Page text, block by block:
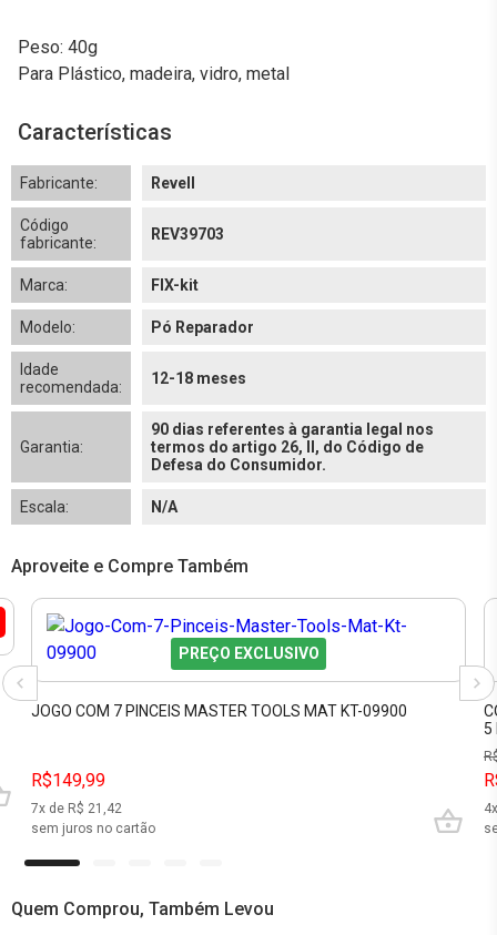
Peso: 40g
Para Plástico, madeira, vidro, metal
Características
Fabricante: Revell
Código
fabricante:
REV39703
Marca: FIX-kit
Modelo: Pó Reparador
Idade
recomendada:
12-18 meses
Garantia:
90 dias referentes à garantia legal nos
termos do artigo 26, II, do Código de
Defesa do Consumidor.
Escala: N/A
Aproveite e Compre Também
PREÇO EXCLUSIVO
JOGO COM 7 PINCEIS MASTER TOOLS MAT KT-09900
R$149,99
7x de R$ 21,42
sem juros no cartão
5
4
Quem Comprou, Também Levou